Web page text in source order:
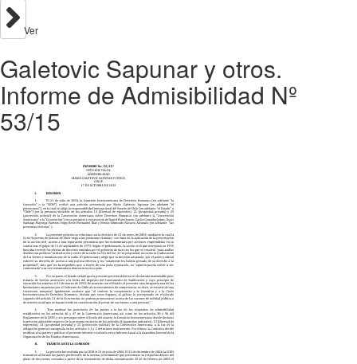
Ver
Galetovic Sapunar y otros.
Informe de Admisibilidad Nº
53/15